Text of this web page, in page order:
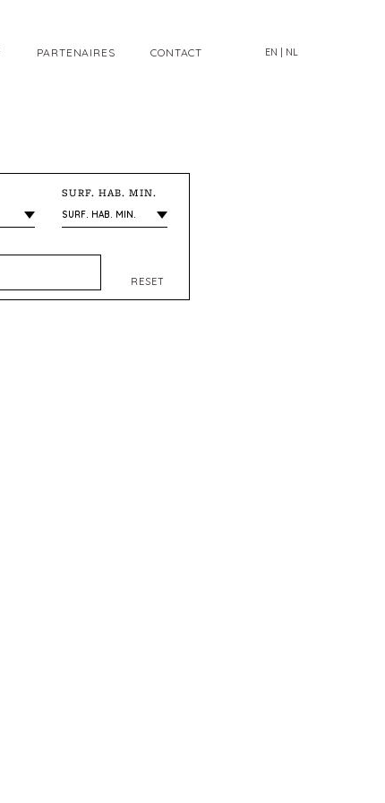
PARTENAIRES CONTACT EN NL
SURF. HAB. MIN.
RESET